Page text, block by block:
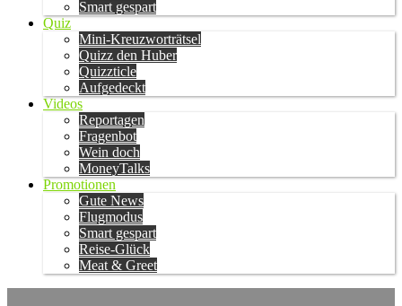
Smart gespart
Quiz
Mini-Kreuzworträtsel
Quizz den Huber
Quizzticle
Aufgedeckt
Videos
Reportagen
Fragenbot
Wein doch
MoneyTalks
Promotionen
Gute News
Flugmodus
Smart gespart
Reise-Glück
Meat & Greet